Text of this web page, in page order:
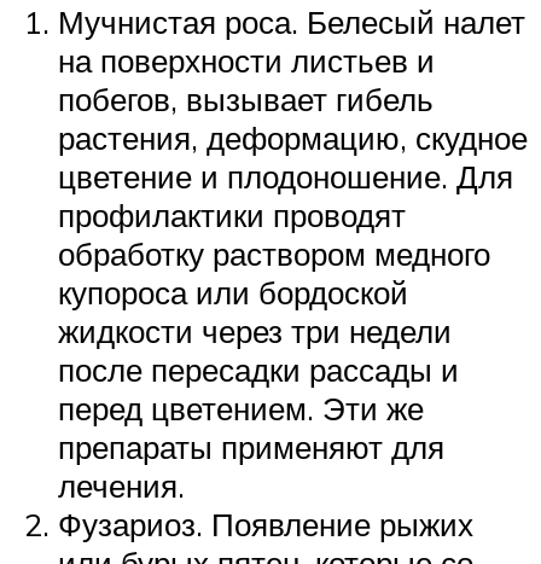
Мучнистая роса. Белесый налет
на поверхности листьев и
побегов, вызывает гибель
растения, деформацию, скудное
цветение и плодоношение. Для
профилактики проводят
обработку раствором медного
купороса или бордоской
жидкости через три недели
после пересадки рассады и
перед цветением. Эти же
препараты применяют для
лечения.
Фузариоз. Появление рыжих